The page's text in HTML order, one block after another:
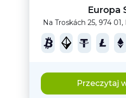
Europa
Na Troskách 25, 974
Przeczytaj